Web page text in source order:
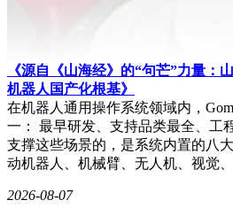
《源自《山海经》的“句芒”力量：
机器人国产化根基》
在机器人通用操作系统领域内，
一： 最早研发、支持品类最全、工
支撑这些场景的，是系统内置的八
动机器人、机械臂、无人机、视觉
2026-08-07